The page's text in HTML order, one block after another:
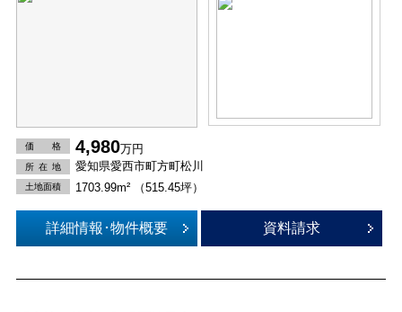
価 格 4,980万円
所在 地 愛知県愛西市町方町松川
土地面積 1703.99m² （515.45坪）
詳細情報･物件概要 資料請求